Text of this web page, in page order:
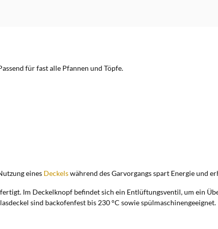
für fast alle Pfannen und Töpfe.
eines Deckelswährend des Garvorgangs spart Energie und
Im Deckelknopf befindet sich ein Entlüftungsventil, um ein
sind backofenfest bis 230 °C sowie spülmaschinengeeignet.